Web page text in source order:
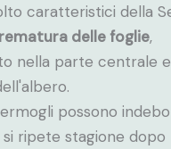
caratteristici della
delle foglie,
nella parte centrale e
possono
si ripete stagione dopo